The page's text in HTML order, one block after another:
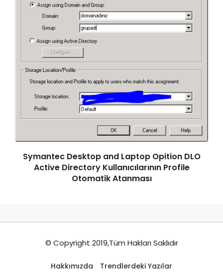
Symantec Desktop and Laptop Opition DLO
Active Directory Kullanıcılarının Profile
Otomatik Atanması
© Copyright 2019,Tüm Hakları Saklıdır
Hakkımızda Trendlerdeki Yazılar